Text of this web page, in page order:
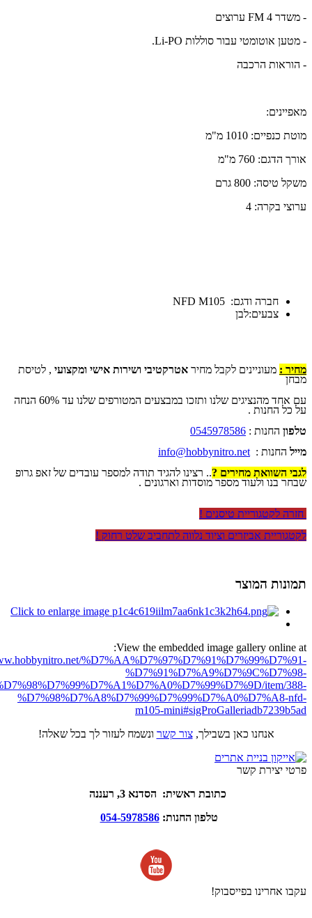
- משדר FM 4 ערוצים
- מטען אוטומטי עבור סוללות Li-PO.
- הוראות הרכבה
מאפיינים:
מוטת כנפיים: 1010 מ"מ
אורך הדגם: 760 מ"מ
משקל טיסה: 800 גרם
ערוצי בקרה: 4
חברה ודגם: NFD M105
צבעים:לבן
מחיר : מעוניינים לקבל מחיר אטרקטיבי ושירות אישי ומקצועי , לטיסת
מבחן
עם אחד מהנציגים שלנו ותזכו במבצעים המטורפים שלנו עד 60% הנחה
על כל החנות .
טלפון החנות : 0545978586
מייל החנות : info@hobbynitro.net
לגבי השוואת מחירים ?.. רצינו להגיד תודה למספר עובדים של זאפ גרופ
שבחר בנו ולעוד מספר מוסדות וארגונים .
חזרה לקטגוריית טיסנים !
לקטגוריית אביזרים וציוד נלווה לתחביב שלט רחוק !
תמונות המוצר
View the embedded image gallery online at:
%D7%AA%D7%97%D7%91%D7%99%D7%91-
%D7%91%D7%A9%D7%9C%D7%98-
item/388-
%D7%98%D7%A8%D7%99%D7%99%D7%A0%D7%A8-nfd-
m105-mini#sigProGalleriadb7239b5ad
אנחנו כאן בשבילך,צור קשר ונשמח לעזור לך בכל שאלה!
פרטי יצירת קשר
כתובת ראשית: הסדנא 3, רעננה
טלפון החנות:054-5978586
עקבו אחרינו בפייסבוק!